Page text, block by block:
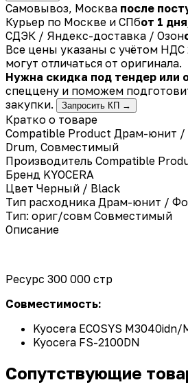
Самовывоз, Москва после
Курьер по Москве и СПбот 1
СДЭК / Яндекс-доставка / Озон
Все цены указаны с учётом НДС
могут отличаться от оригинала.
Нужна скидка под тендер или
спеццену и поможем
закупки.
Запросить КП →
Кратко о товаре
Compatible Product Драм-юнит
Drum, Совместимый
Производитель Compatible
Бренд KYOCERA
Цвет Черный / Black
Тип расходника Драм-юнит /
Тип: ориг/совм Совместимый
Описание
Ресурс 300 000 стр
Совместимость:
Kyocera ECOSYS M3040idn/
Kyocera FS-2100DN
Сопутствующие